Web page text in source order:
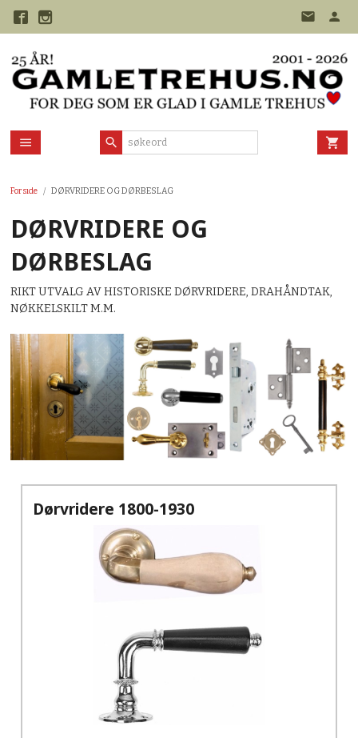
Forside DØRVRIDERE OG DØRBESLAG
DØRVRIDERE OG
DØRBESLAG
RIKT UTVALG AV HISTORISKE DØRVRIDERE, DRAHÅNDTAK,
NØKKELSKILT M.M.
Dørvridere 1800-1930